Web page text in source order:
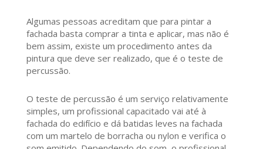
Algumas pessoas acreditam que para pintar a
fachada basta comprar a tinta e aplicar, mas não é
bem assim, existe um procedimento antes da
pintura que deve ser realizado, que é o teste de
percussão.
O teste de percussão é um serviço relativamente
simples, um profissional capacitado vai até à
fachada do edifício e dá batidas leves na fachada
com um martelo de borracha ou nylon e verifica o